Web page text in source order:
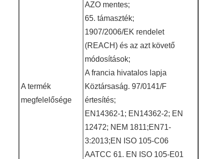
A termék
megfelelősége
AZO mentes;
65. támaszték;
1907/2006/EK rendelet
(REACH) és az azt követő
módosítások;
A francia hivatalos lapja
Köztársaság. 97/0141/F
értesítés;
EN14362-1; EN14362-2; EN
12472; NEM 1811;EN71-
3:2013;EN ISO 105-C06
AATCC 61. EN ISO 105-E01